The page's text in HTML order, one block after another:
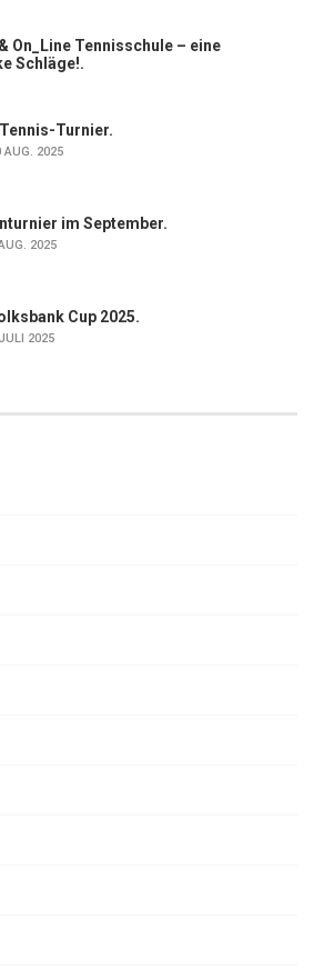
On_Line Tennisschule – eine
Schläge!.
Turnier.
AUG. 2025
im September.
2025
Cup 2025.
2025